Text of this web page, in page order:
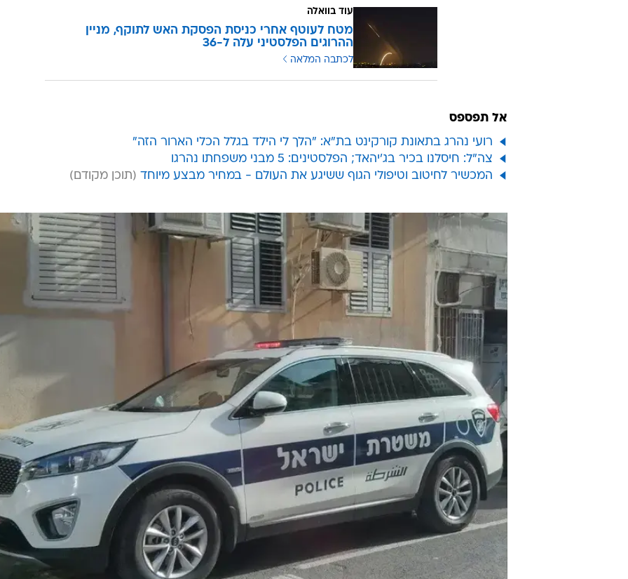
עוד בוואלה
מטח לעוטף אחרי כניסת הפסקת האש לתוקף, מניין
ההרוגים הפלסטיני עלה ל-36
לכתבה המלאה
אל תפספס
רועי נהרג בתאונת קורקינט בת"א: "הלך לי הילד בגלל הכלי הארור הזה"
צה"ל: חיסלנו בכיר בג'יהאד; הפלסטינים: 5 מבני משפחתו נהרגו
המכשיר לחיטוב וטיפולי הגוף ששיגע את העולם - במחיר מבצע מיוחד